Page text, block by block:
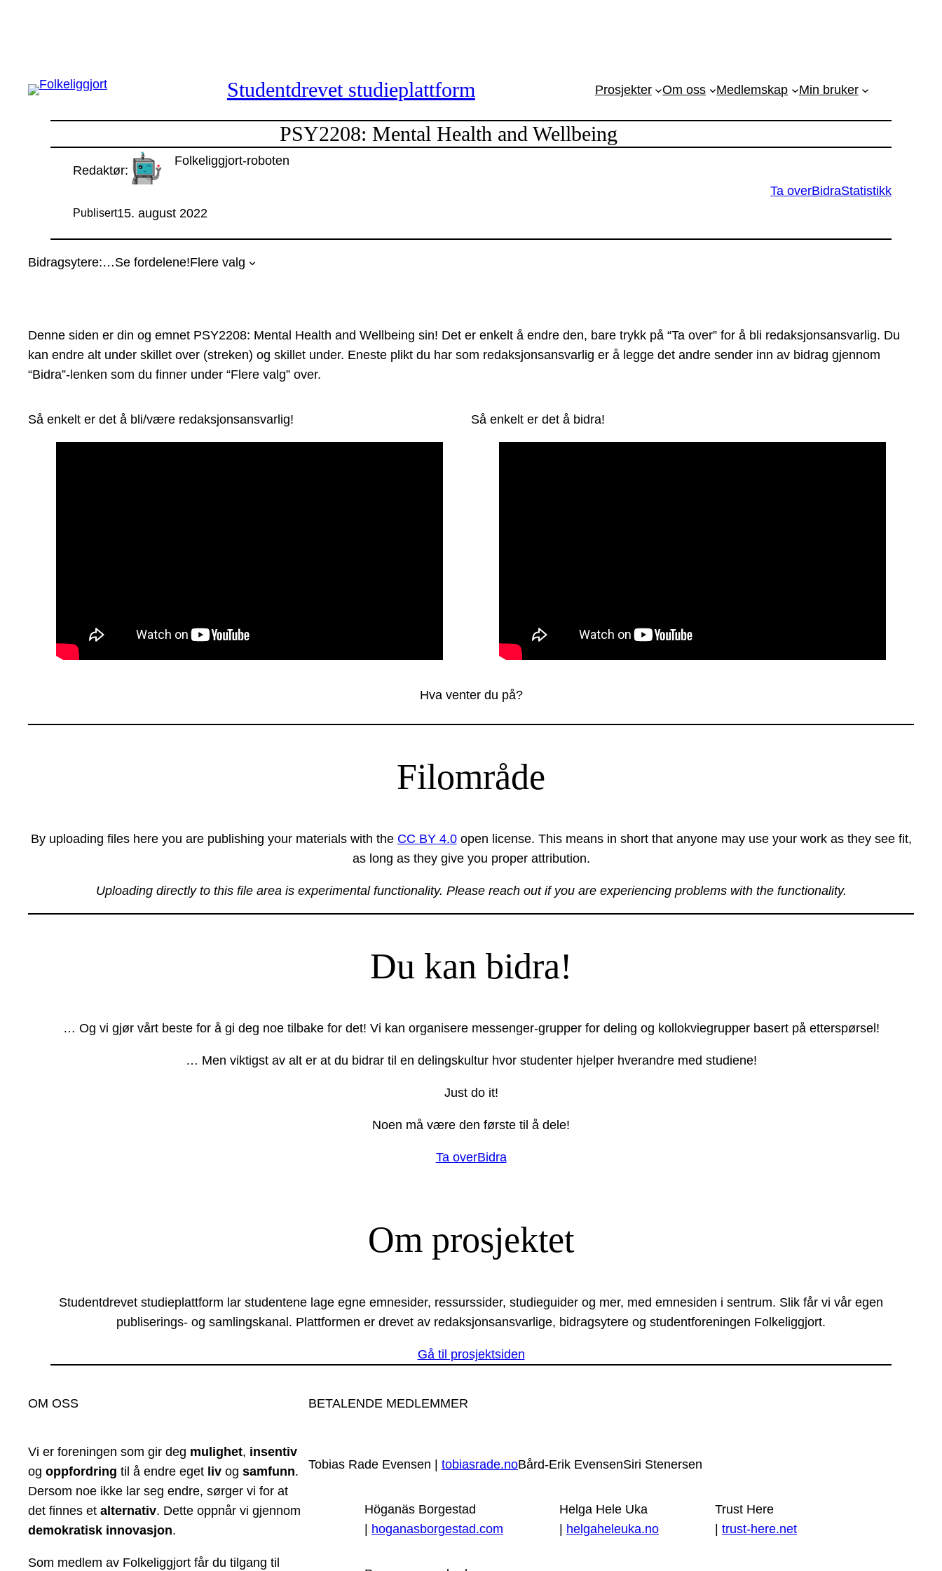
Studentdrevet studieplattform Prosjekter Om oss Medlemskap Min bruker
PSY2208: Mental Health and Wellbeing
Redaktør:
Folkeliggjort-roboten
Publisert15. august 2022
Ta overBidraStatistikk
Bidragsytere:…Se fordelene!Flere valg
Denne siden er din og emnet PSY2208: Mental Health and Wellbeing sin! Det er enkelt å endre den, bare trykk på “Ta over” for å bli redaksjonsansvarlig. Du
kan endre alt under skillet over (streken) og skillet under. Eneste plikt du har som redaksjonsansvarlig er å legge det andre sender inn av bidrag gjennom
“Bidra”-lenken som du finner under “Flere valg” over.
Så enkelt er det å bli/være redaksjonsansvarlig! Så enkelt er det å bidra!
Hva venter du på?
Filområde
By uploading files here you are publishing your materials with the CC BY 4.0open license. This means in short that anyone may use your work as they see fit,
as long as they give you proper attribution.
Uploading directly to this file area is experimental functionality. Please reach out if you are experiencing problems with the functionality.
Du kan bidra!
… Og vi gjør vårt beste for å gi deg noe tilbake for det! Vi kan organisere messenger-grupper for deling og kollokviegrupper basert på etterspørsel!
… Men viktigst av alt er at du bidrar til en delingskultur hvor studenter hjelper hverandre med studiene!
Just do it!
Noen må være den første til å dele!
Ta overBidra
Om prosjektet
Studentdrevet studieplattform lar studentene lage egne emnesider, ressurssider, studieguider og mer, med emnesiden i sentrum. Slik får vi vår egen
publiserings- og samlingskanal. Plattformen er drevet av redaksjonsansvarlige, bidragsytere og studentforeningen Folkeliggjort.
Gå til prosjektsiden
OM OSS
Vi er foreningen som gir deg mulighet, insentiv
og oppfordring til å endre eget liv og samfunn.
Dersom noe ikke lar seg endre, sørger vi for at
det finnes et alternativ. Dette oppnår vi gjennom
demokratisk innovasjon.
Som medlem av Folkeliggjort får du tilgang til
BETALENDE MEDLEMMER
Tobias Rade Evensen | tobiasrade.noBård-Erik EvensenSiri Stenersen
Höganäs Borgestad
| hoganasborgestad.com
Helga Hele Uka
| helgaheleuka.no
Trust Here
| trust-here.net